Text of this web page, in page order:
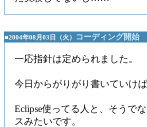
■2004年08月03日（火） コーディング開始
一応指針は定められました。
今日からがりがり書いていけ
Eclipse使ってる人と、そうで
スみたいです。